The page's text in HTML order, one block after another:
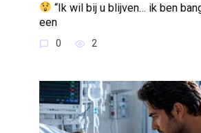
“Ik wil bij u blijven… ik ben
een
0 2